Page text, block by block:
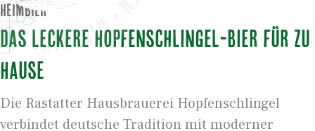
HEIMBIER
Das leckere Hopfenschlingel-Bier für zu
Hause
Die Rastatter Hausbrauerei Hopfenschlingel
verbindet deutsche Tradition mit moderner